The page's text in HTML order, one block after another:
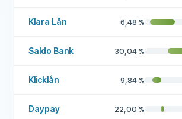
Klara Lån 6,48 %
Saldo Bank 30,04%
Klicklån 9,84%
Daypay 22,00 %